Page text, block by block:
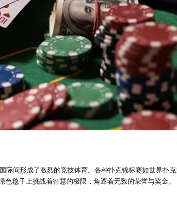
际间形成了激烈的竞技体育。各种扑克锦标赛如世界扑
色毯子上挑战着智慧的极限，角逐着无数的荣誉与奖金。